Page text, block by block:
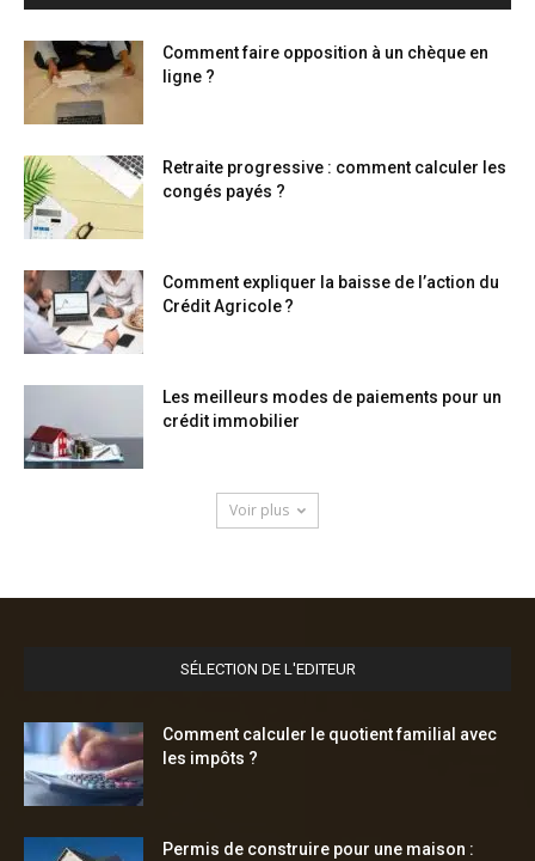
Comment faire opposition à un chèque en
ligne ?
Retraite progressive : comment calculer les
congés payés ?
Comment expliquer la baisse de l’action du
Crédit Agricole ?
Les meilleurs modes de paiements pour un
crédit immobilier
Voir plus
SÉLECTION DE L'EDITEUR
Comment calculer le quotient familial avec
les impôts ?
Permis de construire pour une maison :